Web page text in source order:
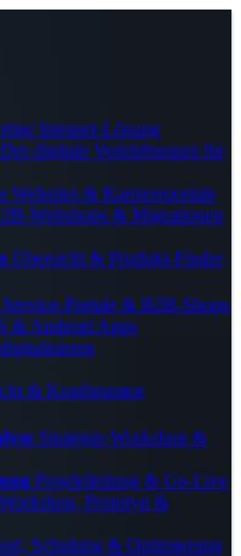
Intranet-Lösung
Der digitale Vertriebsraum für
Websites & Karriereportale
Webshops & Migrationen
Übersicht & Produkt-Finder
Service-Portale & B2B-Shops
& Android Apps
& Konfigurator
Strategie-Workshop &
Projektleitung & Go-Live
Prototyp &
Schulung & Optimierung